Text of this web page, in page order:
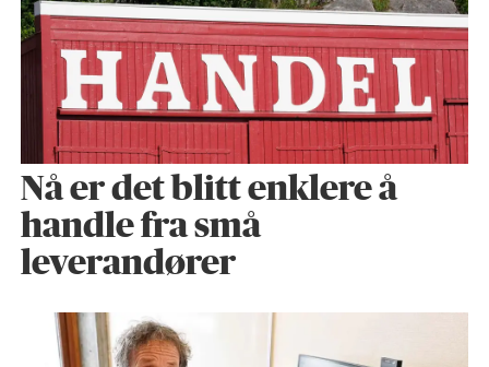
Nå er det blitt enklere å
handle fra små
leverandører